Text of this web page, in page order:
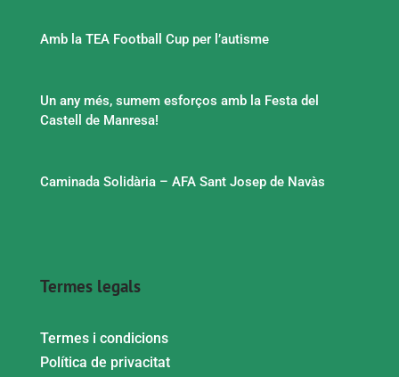
Amb la TEA Football Cup per l’autisme
Un any més, sumem esforços amb la Festa del
Castell de Manresa!
Caminada Solidària – AFA Sant Josep de Navàs
Termes legals
Termes i condicions
Política de privacitat